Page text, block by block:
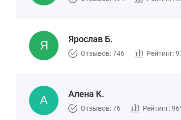
Ярослав Б.
Отзывов: 746 Рейтинг:
Алена К.
Отзывов: 76 Рейтинг: